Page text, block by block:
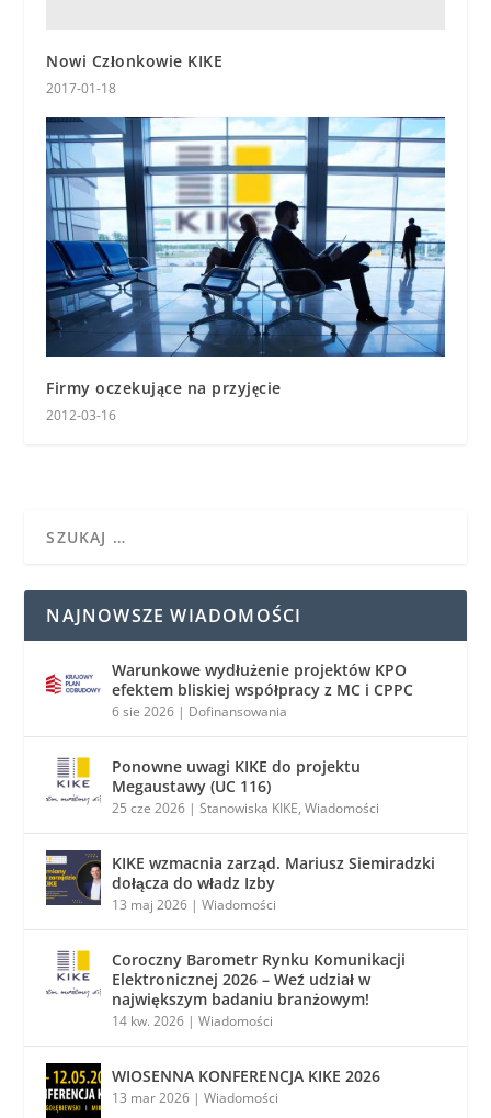
Nowi Członkowie KIKE
2017-01-18
Firmy oczekujące na przyjęcie
2012-03-16
NAJNOWSZE WIADOMOŚCI
Warunkowe wydłużenie projektów KPO
efektem bliskiej współpracy z MC i CPPC
6 sie 2026 | Dofinansowania
Ponowne uwagi KIKE do projektu
Megaustawy (UC 116)
25 cze 2026 |Stanowiska KIKE,Wiadomości
KIKE wzmacnia zarząd. Mariusz Siemiradzki
dołącza do władz Izby
13 maj 2026 |Wiadomości
Coroczny Barometr Rynku Komunikacji
Elektronicznej 2026 – Weź udział w
największym badaniu branżowym!
14 kw. 2026 |Wiadomości
WIOSENNA KONFERENCJA KIKE 2026
13 mar 2026 |Wiadomości